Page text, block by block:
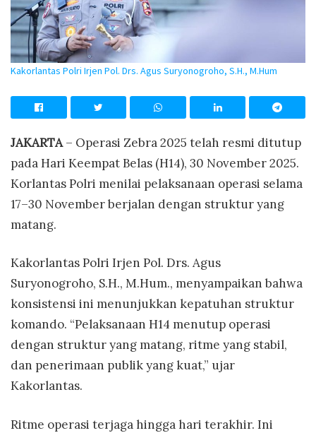
Kakorlantas Polri Irjen Pol. Drs. Agus Suryonogroho, S.H., M.Hum
JAKARTA– Operasi Zebra 2025 telah resmi ditutup
pada Hari Keempat Belas (H14), 30 November 2025.
Korlantas Polri menilai pelaksanaan operasi selama
17–30 November berjalan dengan struktur yang
matang.
Kakorlantas Polri Irjen Pol. Drs. Agus
Suryonogroho, S.H., M.Hum., menyampaikan bahwa
konsistensi ini menunjukkan kepatuhan struktur
komando. “Pelaksanaan H14 menutup operasi
dengan struktur yang matang, ritme yang stabil,
dan penerimaan publik yang kuat,” ujar
Kakorlantas.
Ritme operasi terjaga hingga hari terakhir. Ini